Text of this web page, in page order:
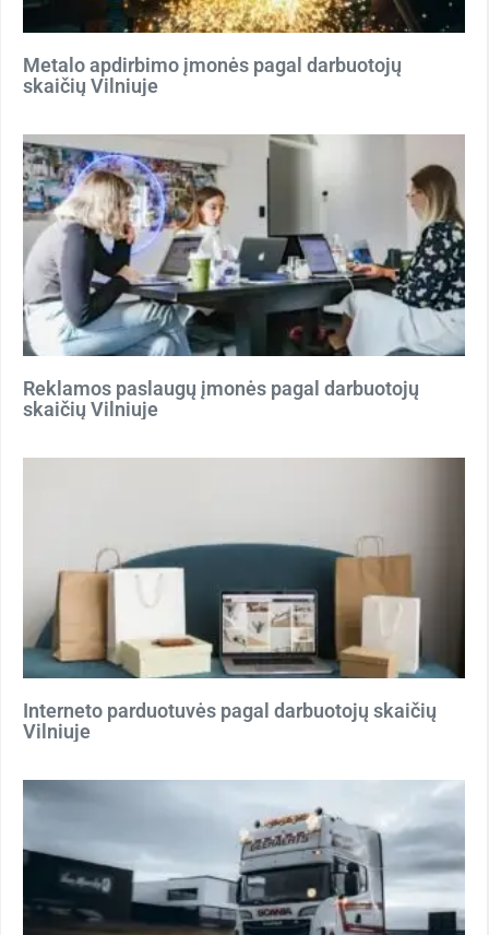
Metalo apdirbimo įmonės pagal darbuotojų
skaičių Vilniuje
Reklamos paslaugų įmonės pagal darbuotojų
skaičių Vilniuje
Interneto parduotuvės pagal darbuotojų skaičių
Vilniuje